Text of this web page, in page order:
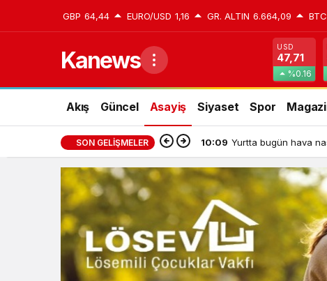
GBP 64,44 EURO/USD 1,16 GR. ALTIN 6.664,09 BTC
Kanews USD
47,71
%0.16
Akış Güncel Asayiş Siyaset Spor
SON GELIŞMELER 10:09 Yurtta bugün hava